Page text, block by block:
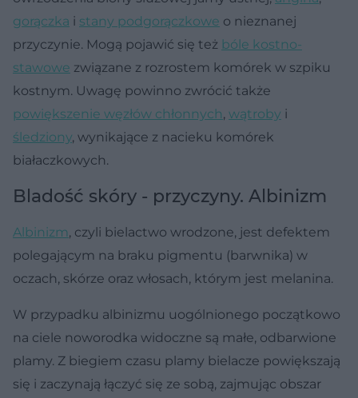
gorączka i stany podgorączkowe o nieznanej
przyczynie. Mogą pojawić się też bóle kostno-
stawowe związane z rozrostem komórek w szpiku
kostnym. Uwagę powinno zwrócić także
powiększenie węzłów chłonnych, wątroby i
śledziony, wynikające z nacieku komórek
białaczkowych.
Bladość skóry - przyczyny. Albinizm
Albinizm, czyli bielactwo wrodzone, jest defektem
polegającym na braku pigmentu (barwnika) w
oczach, skórze oraz włosach, którym jest melanina.
W przypadku albinizmu uogólnionego początkowo
na ciele noworodka widoczne są małe, odbarwione
plamy. Z biegiem czasu plamy bielacze powiększają
się i zaczynają łączyć się ze sobą, zajmując obszar